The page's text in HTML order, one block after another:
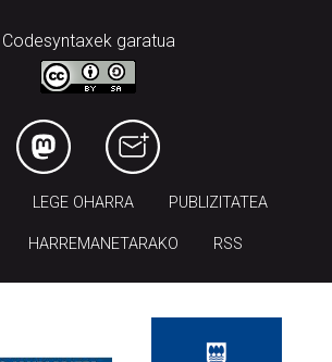
Codesyntaxek garatua
LEGE OHARRA PUBLIZITATEA
HARREMANETARAKO RSS